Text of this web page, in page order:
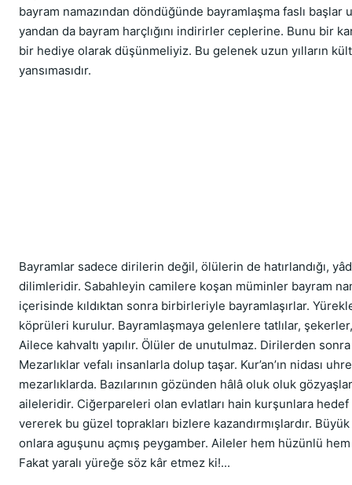
bayram namazından döndüğünde bayramlaşma faslı
yandan da bayram harçlığını indirirler ceplerine. Bunu bir
bir hediye olarak düşünmeliyiz. Bu gelenek uzun yılların
yansımasıdır.
Bayramlar sadece dirilerin değil, ölülerin de hatırlandığı,
dilimleridir. Sabahleyin camilere koşan müminler bayram
içerisinde kıldıktan sonra birbirleriyle bayramlaşırlar.
köprüleri kurulur. Bayramlaşmaya gelenlere tatlılar,
Ailece kahvaltı yapılır. Ölüler de unutulmaz. Dirilerden
Mezarlıklar vefalı insanlarla dolup taşar. Kur’an’ın nidası
mezarlıklarda. Bazılarının gözünden hâlâ oluk oluk
aileleridir. Ciğerpareleri olan evlatları hain kurşunlara hedef
vererek bu güzel toprakları bizlere kazandırmışlardır.
onlara aguşunu açmış peygamber. Aileler hem hüzünlü
Fakat yaralı yüreğe söz kâr etmez ki!...